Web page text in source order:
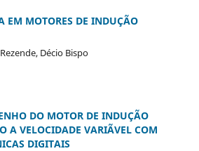
EM MOTORES DE INDUÇÃO
Décio Bispo
DO MOTOR DE INDUÇÃO
A VELOCIDADE VARIÃVEL COM
DIGITAIS